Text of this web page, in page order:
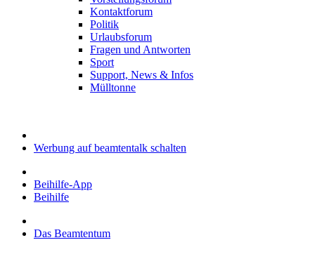
Kontaktforum
Politik
Urlaubsforum
Fragen und Antworten
Sport
Support, News & Infos
Mülltonne
Werbung auf beamtentalk schalten
Beihilfe-App
Beihilfe
Das Beamtentum